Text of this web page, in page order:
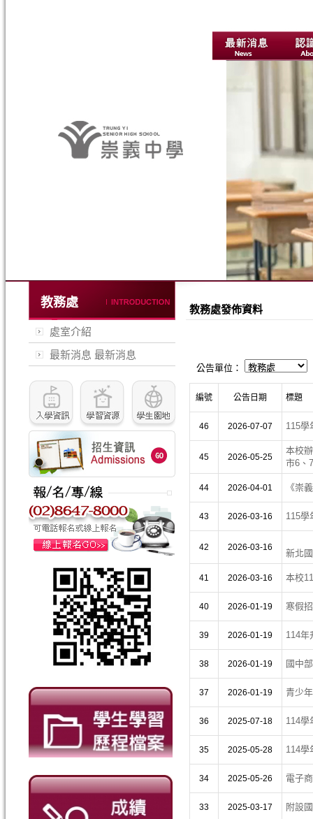
教務處
處室介紹
最新消息 最新消息
教務處發佈資料
公告單位：
編號 公告日期 標題
46 2026-07-07 115學
45 2026-05-25
本校
市6、
44 2026-04-01 《崇
43 2026-03-16 115學
42 2026-03-16
新北
41 2026-03-16 本校
40 2026-01-19 寒假
39 2026-01-19 114年
38 2026-01-19 國中
37 2026-01-19 青少
36 2025-07-18 114學
35 2025-05-28 114學
34 2025-05-26 電子
33 2025-03-17 附設